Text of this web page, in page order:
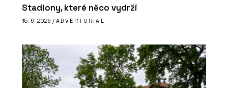
Stadiony, které něco vydrží
15. 6. 2026 / ADVERTORIAL